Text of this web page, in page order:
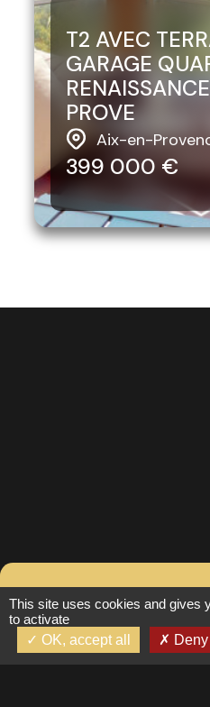
Contacter
plus
T2 AVEC
GARAGE
PROVE
Aix-en-
399 000 €
This site uses cookies and gives
to activate
OK, accept all